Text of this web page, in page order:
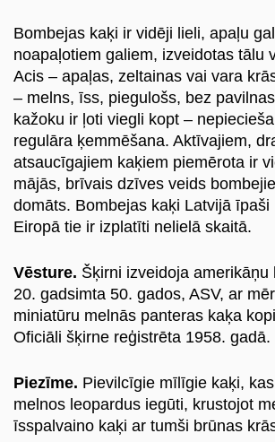
Наши клиенты
Счастливые хвосты
Стать помощником
Породы собак
Породы кошек
Контакты
Pегистрация
Bombejas kaķi ir vidēji lieli, apaļu
noapaļotiem galiem, izveidotas tālu
Acis – apaļas, zeltainas vai vara
– melns, īss, piegulošs, bez
kažoku ir ļoti viegli kopt –
regulāra ķemmēšana. Aktīvajiem,
atsaucīgajiem kaķiem piemērota ir
mājās, brīvais dzīves veids
domāts. Bombejas kaķi Latvijā īpaši
Eiropā tie ir izplatīti nelielā skaitā.
Vēsture. Šķirni izveidoja amerikāņu
20. gadsimta 50. gados, ASV, ar
miniatūru melnās panteras kaķa
Oficiāli šķirne reģistrēta 1958. gadā.
Piezīme. Pievilcīgie mīlīgie kaķi,
melnos leopardus iegūti, krustojot
īsspalvaino kaķi ar tumši brūnas